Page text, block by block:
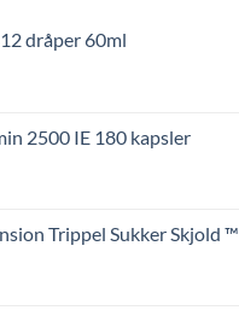
dråper 60ml
2500 IE 180 kapsler
Trippel Sukker Skjold ™